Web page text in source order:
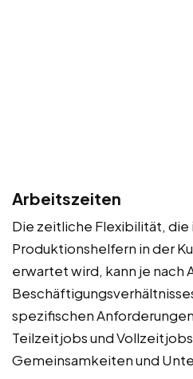
Arbeitszeiten
Die zeitliche Flexibilität, die
Produktionshelfern in der
erwartet wird, kann je nach
spezifischen
Teilzeitjobs und
Gemeinsamkeiten und